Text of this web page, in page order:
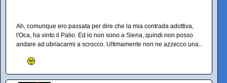
Ah, comunque ero passata per dire che la mia contrada adottiva,
l'Oca, ha vinto il Palio. Ed io non sono a Siena, quindi non posso
andare ad ubriacarmi a scrocco. Ultimamente non ne azzecco una..